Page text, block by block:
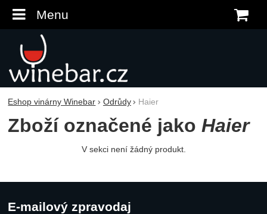
Menu
Eshop vinárny Winebar Odrůdy Haier
Zboží označené jakoHaier
V sekci není žádný produkt.
E-mailový zpravodaj